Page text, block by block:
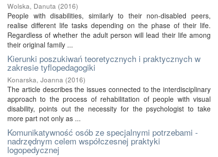
Wolska, Danuta (2016)
People with disabilities, similarly to their non-disabled peers,
realise different life tasks depending on the phase of their life.
Regardless of whether the adult person will lead their life among
their original family ...
Kierunki poszukiwań teoretycznych i praktycznych w
zakresie tyflopedagogiki
Konarska, Joanna (2016)
The article describes the issues connected to the interdisciplinary
approach to the process of rehabilitation of people with visual
disability, points out the necessity for the psychologist to take
more part not only as ...
Komunikatywność osób ze specjalnymi potrzebami -
nadrzędnym celem współczesnej praktyki
logopedycznej